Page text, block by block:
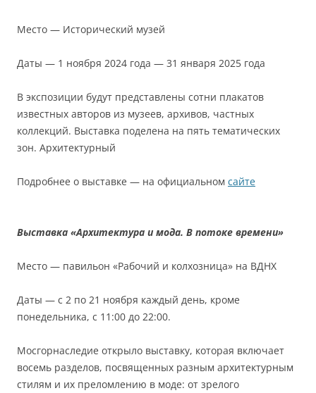
Место — Исторический музей
Даты — 1 ноября 2024 года — 31 января 2025 года
В экспозиции будут представлены сотни плакатов
известных авторов из музеев, архивов, частных
коллекций. Выставка поделена на пять тематических
зон. Архитектурный
Подробнее о выставке — на официальном сайте
Выставка «Архитектура и мода. В потоке времени»
Место — павильон «Рабочий и колхозница» на ВДНХ
Даты — с 2 по 21 ноября каждый день, кроме
понедельника, с 11:00 до 22:00.
Мосгорнаследие открыло выставку, которая включает
восемь разделов, посвященных разным архитектурным
стилям и их преломлению в моде: от зрелого